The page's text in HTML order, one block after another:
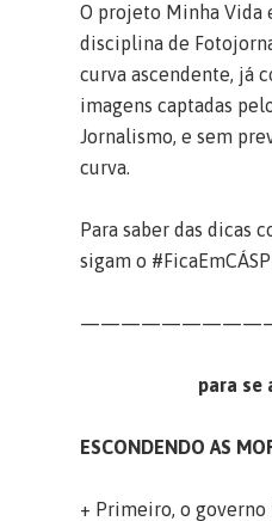
O projeto Minha Vida
disciplina de
curva ascendente, já
imagens captadas
Jornalismo, e sem
curva.
Para saber das dicas
sigam o
para se
ESCONDENDO AS
+ Primeiro, o